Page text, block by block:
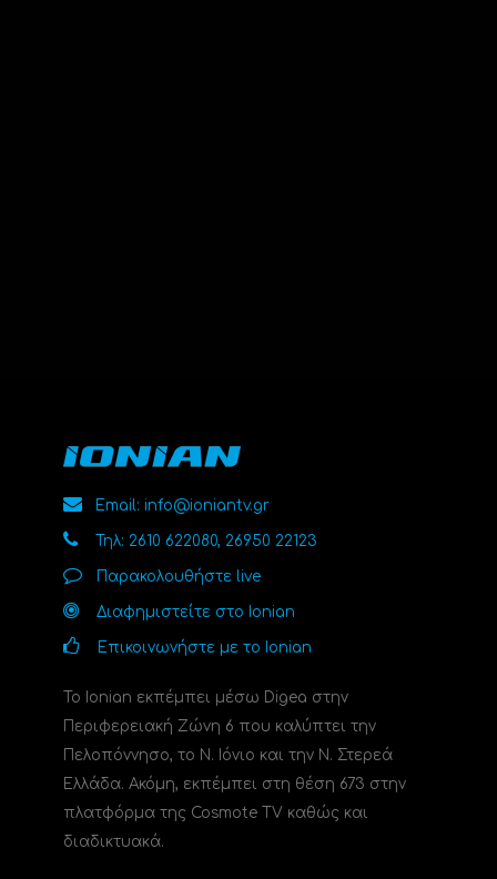
Email: info@ioniantv.gr
Τηλ: 2610 622080, 26950 22123
Παρακολουθήστε live
Διαφημιστείτε στο Ionian
Επικοινωνήστε με το Ionian
Το Ionian εκπέμπει μέσω Digea στην
Περιφερειακή Ζώνη 6 που καλύπτει την
Πελοπόννησο, το N. Ιόνιο και την Ν. Στερεά
Ελλάδα. Ακόμη, εκπέμπει στη θέση 673 στην
πλατφόρμα της Cosmote TV καθώς και
διαδικτυακά.